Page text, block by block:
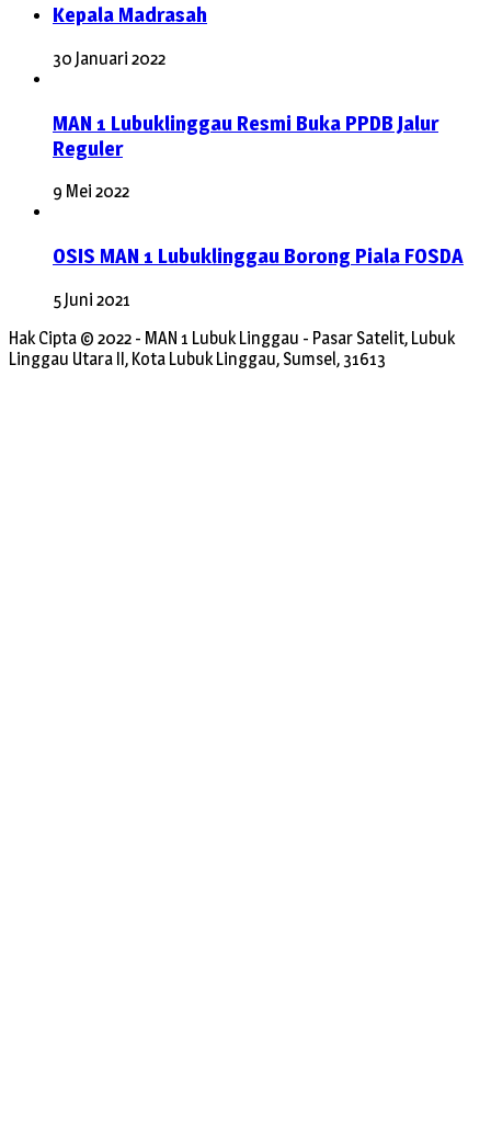
Kepala Madrasah
30 Januari 2022
MAN 1 Lubuklinggau Resmi Buka PPDB Jalur
Reguler
9 Mei 2022
OSIS MAN 1 Lubuklinggau Borong Piala FOSDA
5 Juni 2021
Hak Cipta © 2022 - MAN 1 Lubuk Linggau - Pasar Satelit, Lubuk
Linggau Utara II, Kota Lubuk Linggau, Sumsel, 31613